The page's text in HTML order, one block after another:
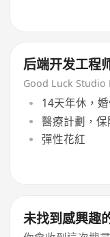
后端开发工程
Good Luck Studio
14天年休，
醫療計劃，保
彈性花紅
未找到感興趣